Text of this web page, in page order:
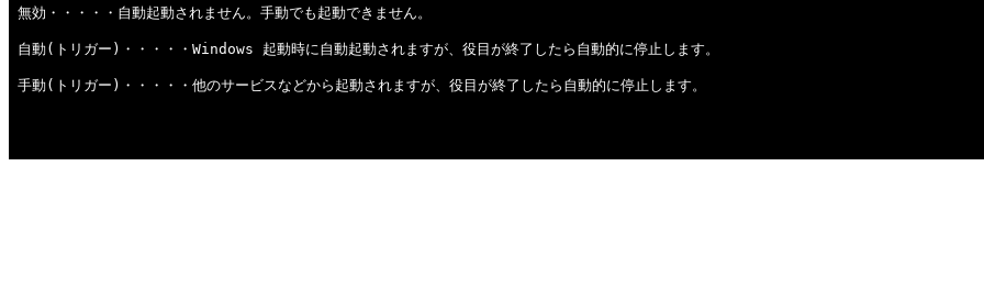
無効・・・・・自動起動されません。手動でも起動できません。
自動(トリガー)・・・・・Windows 起動時に自動起動されますが、役目が終了したら自動的に停止します。
手動(トリガー)・・・・・他のサービスなどから起動されますが、役目が終了したら自動的に停止します。